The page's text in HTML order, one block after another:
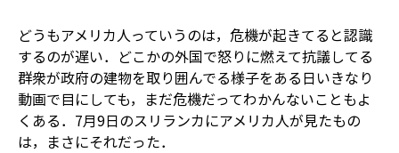
どうもアメリカ人っていうのは，危機が起きてると認識
するのが遅い．どこかの外国で怒りに燃えて抗議してる
群衆が政府の建物を取り囲んでる様子をある日いきなり
動画で目にしても，まだ危機だってわかんないこともよ
くある．7月9日のスリランカにアメリカ人が見たもの
は，まさにそれだった．